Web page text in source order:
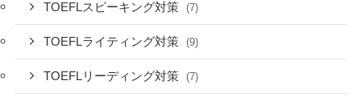
TOEFLスピーキング対策 (7)
TOEFLライティング対策 (9)
TOEFLリーディング対策 (7)